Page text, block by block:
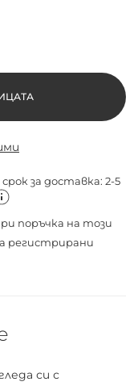
за доставка: 2-5
поръчка на този
регистрирани
си с